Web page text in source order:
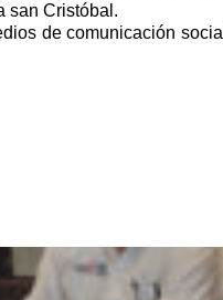
san Cristóbal.
de comunicación